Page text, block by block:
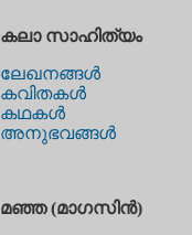
കലാ സാഹിത്യം
ലേഖനങ്ങള്‍
കവിതകള്‍
കഥകള്‍
അനുഭവങ്ങള്‍
മഞ്ഞ (മാഗസിന്‍)